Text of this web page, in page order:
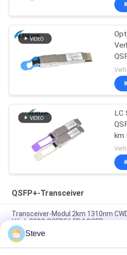
LC
km
QSFP+-Transceiver
Transceiver-Modul 2km 1310nm
Hilink 200G QSFP56 FR4 QSFP
Doppel-CS QSFP+ Transceiver DWDM
QSFP28-100G-ZR4 für FTTH
Steve